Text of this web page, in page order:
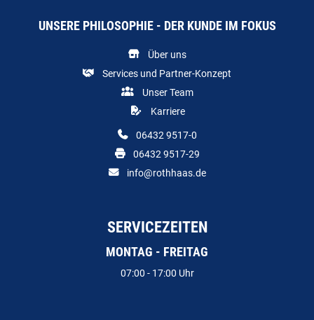
UNSERE PHILOSOPHIE - DER KUNDE IM FOKUS
Über uns
Services und Partner-Konzept
Unser Team
Karriere
06432 9517-0
06432 9517-29
info@rothhaas.de
SERVICEZEITEN
MONTAG - FREITAG
07:00 - 17:00 Uhr